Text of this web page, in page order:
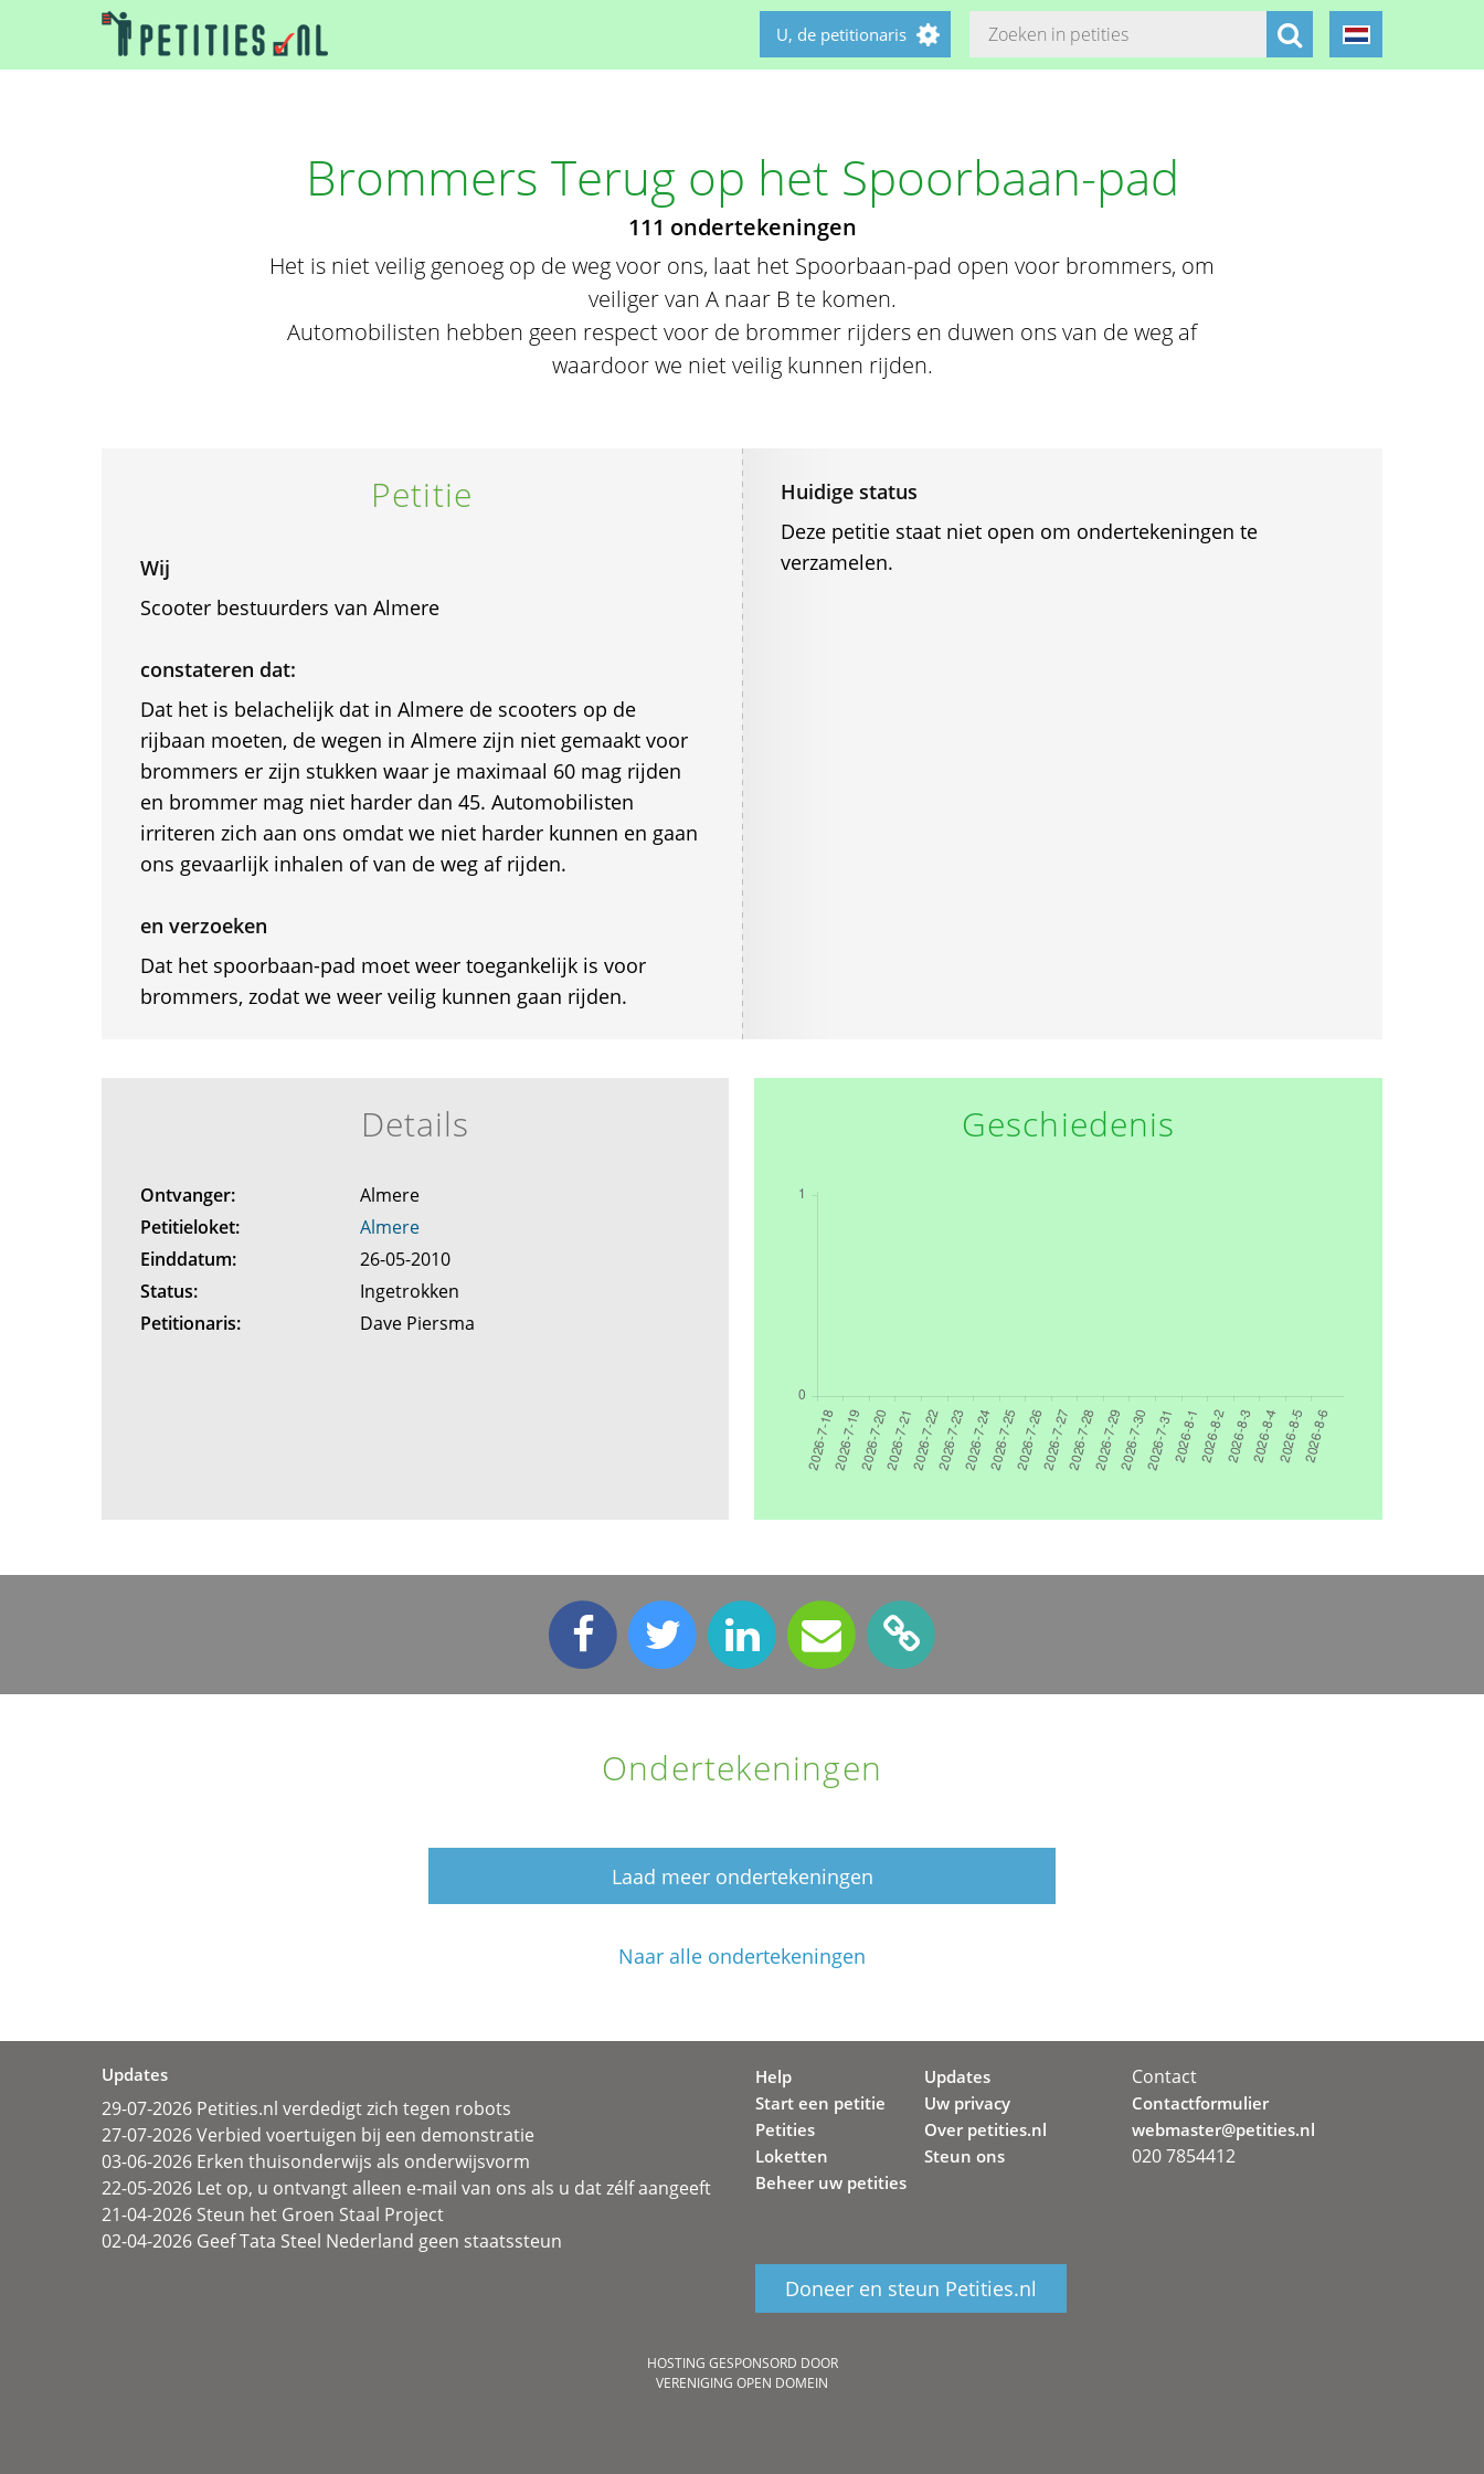
U, de petitionaris
Brommers Terug op het Spoorbaan-pad
111 ondertekeningen
Het is niet veilig genoeg op de weg voor ons, laat het Spoorbaan-pad open voor brommers, om
veiliger van A naar B te komen.
Automobilisten hebben geen respect voor de brommer rijders en duwen ons van de weg af
waardoor we niet veilig kunnen rijden.
Petitie
Wij
Scooter bestuurders van Almere
constateren dat:
Dat het is belachelijk dat in Almere de scooters op de
rijbaan moeten, de wegen in Almere zijn niet gemaakt voor
brommers er zijn stukken waar je maximaal 60 mag rijden
en brommer mag niet harder dan 45. Automobilisten
irriteren zich aan ons omdat we niet harder kunnen en gaan
ons gevaarlijk inhalen of van de weg af rijden.
en verzoeken
Dat het spoorbaan-pad moet weer toegankelijk is voor
brommers, zodat we weer veilig kunnen gaan rijden.
Huidige status
Deze petitie staat niet open om ondertekeningen te
verzamelen.
Details
Ontvanger:
Almere
Petitieloket:
Almere
Einddatum:
26-05-2010
Status:
Ingetrokken
Petitionaris:
Dave Piersma
Geschiedenis
Ondertekeningen
Laad meer ondertekeningen
Naar alle ondertekeningen
Updates
29-07-2026 Petities.nl verdedigt zich tegen robots
27-07-2026 Verbied voertuigen bij een demonstratie
03-06-2026 Erken thuisonderwijs als onderwijsvorm
22-05-2026 Let op, u ontvangt alleen e-mail van ons als u dat zélf aangeeft
21-04-2026 Steun het Groen Staal Project
02-04-2026 Geef Tata Steel Nederland geen staatssteun
Help
Start een petitie
Petities
Loketten
Beheer uw petities
Updates
Uw privacy
Over petities.nl
Steun ons
Doneer en steun Petities.nl
Contact
Contactformulier
webmaster@petities.nl
020 7854412
HOSTING GESPONSORD DOOR
VERENIGING OPEN DOMEIN